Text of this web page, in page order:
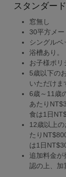
スタンダー
窓無し
30平方メー
シングルベ
浴槽あり。
お子様ポリ
5歳以下の
いただけま
6歳～11歳
あたり
食は1日
12歳以上
たり
は1日
追加料金が
認の上、加